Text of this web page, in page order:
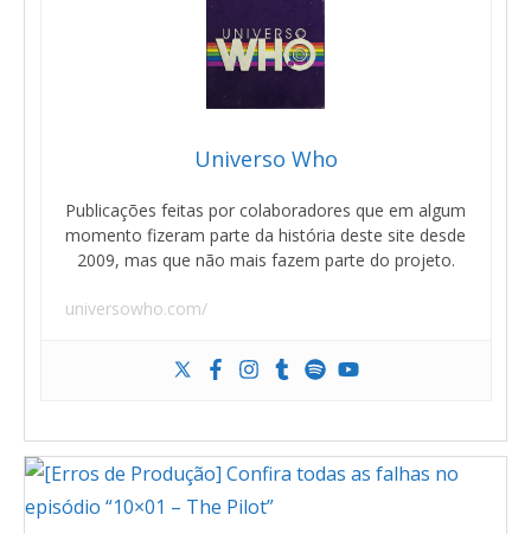
Universo Who
Publicações feitas por colaboradores que em algum
momento fizeram parte da história deste site desde
2009, mas que não mais fazem parte do projeto.
universowho.com/